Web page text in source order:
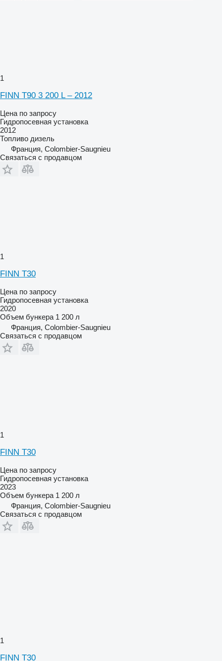
1
FINN T90 3 200 L – 2012
Цена по запросу
Гидропосевная установка
2012
Топливо дизель
Франция, Colombier-Saugnieu
Связаться с продавцом
1
FINN T30
Цена по запросу
Гидропосевная установка
2020
Объем бункера 1 200 л
Франция, Colombier-Saugnieu
Связаться с продавцом
1
FINN T30
Цена по запросу
Гидропосевная установка
2023
Объем бункера 1 200 л
Франция, Colombier-Saugnieu
Связаться с продавцом
1
FINN T30